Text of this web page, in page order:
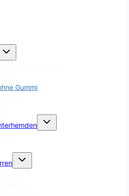
Untermenü
Gummi
Untermenü
Untermenü